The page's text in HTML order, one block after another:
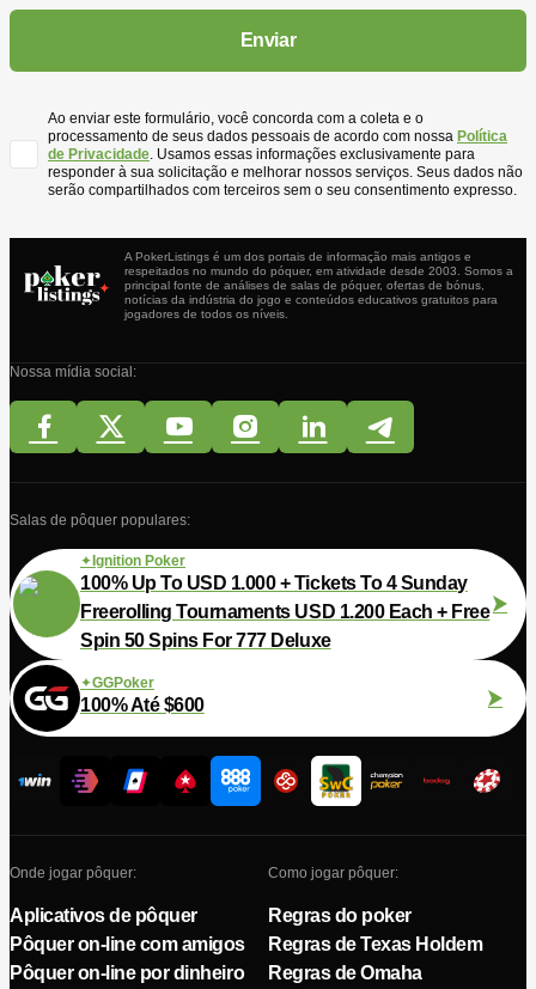
Ao enviar este formulário, você concorda com a coleta e o
processamento de seus dados pessoais de acordo com nossa Política
de Privacidade. Usamos essas informações exclusivamente para
responder à sua solicitação e melhorar nossos serviços. Seus dados não
serão compartilhados com terceiros sem o seu consentimento expresso.
A PokerListings é um dos portais de informação mais antigos e
respeitados no mundo do póquer, em atividade desde 2003. Somos a
principal fonte de análises de salas de póquer, ofertas de bónus,
notícias da indústria do jogo e conteúdos educativos gratuitos para
jogadores de todos os níveis.
Nossa mídia social:
Salas de pôquer populares:
Ignition Poker
100% Up To USD 1.000 + Tickets To 4 Sunday
Freerolling Tournaments USD 1.200 Each + Free
Spin 50 Spins For 777 Deluxe
GGPoker
100% Até $600
Onde jogar pôquer:
Aplicativos de pôquer
Pôquer on-line com amigos
Pôquer on-line por dinheiro
Como jogar pôquer:
Regras do poker
Regras de Texas Holdem
Regras de Omaha